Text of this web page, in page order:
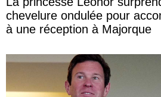
chevelure ondulée pour
à une réception à Majorque